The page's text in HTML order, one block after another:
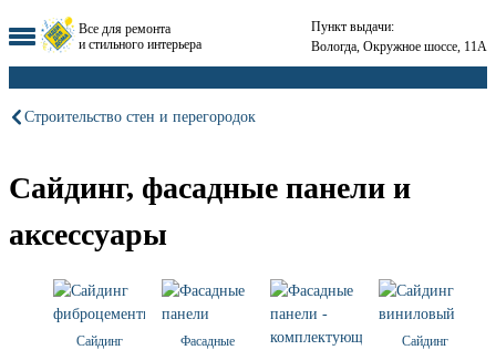
Все для ремонта
и стильного интерьера
Пункт выдачи:
Вологда, Окружное шоссе, 11А
Строительство стен и перегородок
Сайдинг, фасадные панели и
аксессуары
Сайдинг
Фасадные
Сайдинг